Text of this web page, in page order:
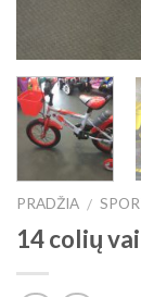
PRADŽIA /
14 colių